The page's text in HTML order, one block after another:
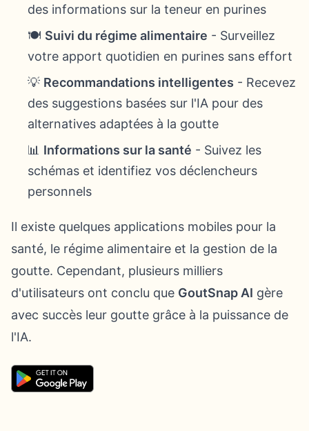
des informations sur la teneur en purines
🍽️ Suivi du régime alimentaire - Surveillez
votre apport quotidien en purines sans effort
💡 Recommandations intelligentes - Recevez
des suggestions basées sur l'IA pour des
alternatives adaptées à la goutte
📊 Informations sur la santé - Suivez les
schémas et identifiez vos déclencheurs
personnels
Il existe quelques applications mobiles pour la
santé, le régime alimentaire et la gestion de la
goutte. Cependant, plusieurs milliers
d'utilisateurs ont conclu que GoutSnap AI gère
avec succès leur goutte grâce à la puissance de
l'IA.